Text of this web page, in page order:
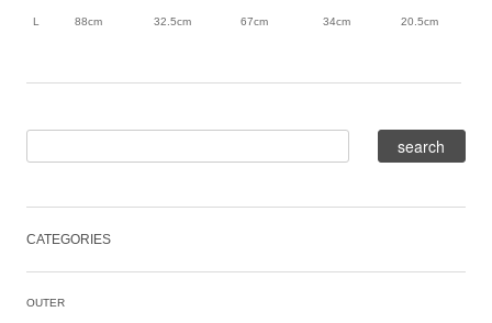
L 88cm 32.5cm 67cm 34cm 20.5cm
CATEGORIES
OUTER